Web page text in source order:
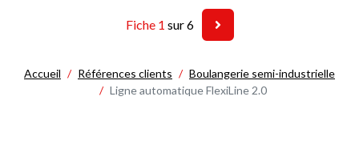
Fiche 1 sur 6
Accueil Références clients
Boulangerie semi-industrielle
Ligne automatique FlexiLine 2.0